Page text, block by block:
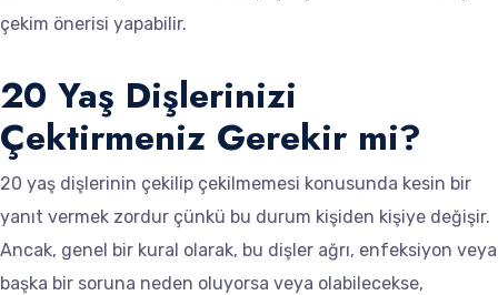
çekim önerisi yapabilir.
20 Yaş Dişlerinizi
Çektirmeniz Gerekir mi?
20 yaş dişlerinin çekilip çekilmemesi konusunda kesin bir
yanıt vermek zordur çünkü bu durum kişiden kişiye değişir.
Ancak, genel bir kural olarak, bu dişler ağrı, enfeksiyon veya
başka bir soruna neden oluyorsa veya olabilecekse,